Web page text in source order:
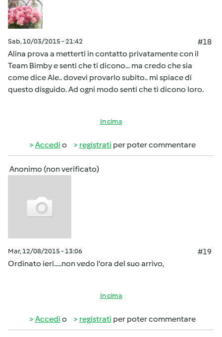
Sab, 10/03/2015 - 21:42
#18
Alina prova a metterti in contatto privatamente con il
Team Bimby e senti che ti dicono... ma credo che sia
come dice Ale.. dovevi provarlo subito.. mi spiace di
questo disguido. Ad ogni modo senti che ti dicono loro.
In cima
Accedi o registrati per poter commentare
Anonimo (non verificato)
Mar, 12/08/2015 - 13:06
#19
Ordinato ieri.....non vedo l'ora del suo arrivo,
In cima
Accedi o registrati per poter commentare